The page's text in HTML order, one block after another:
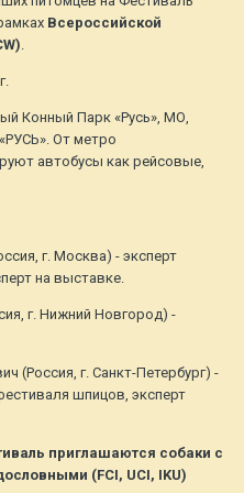
Всероссийской
.
Конный Парк «Русь», МО,
От метро
автобусы как рейсовые,
г. Москва) - эксперт
на выставке.
г. Нижний Новгород) -
(Россия, г. Санкт-Петербург) -
шпицов, эксперт
приглашаются собаки с
(FCI, UCI, IKU)